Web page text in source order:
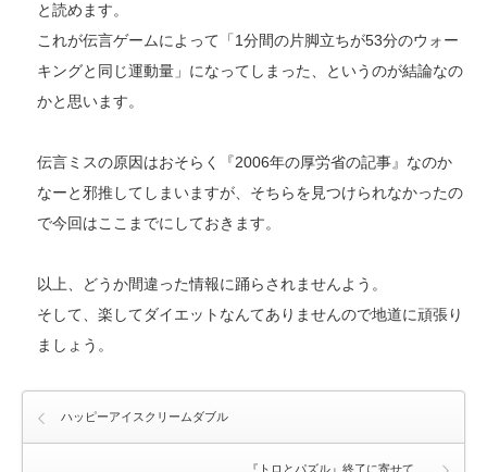
と読めます。
これが伝言ゲームによって「1分間の片脚立ちが53分のウォー
キングと同じ運動量」になってしまった、というのが結論なの
かと思います。
伝言ミスの原因はおそらく『2006年の厚労省の記事』なのか
なーと邪推してしまいますが、そちらを見つけられなかったの
で今回はここまでにしておきます。
以上、どうか間違った情報に踊らされませんよう。
そして、楽してダイエットなんてありませんので地道に頑張り
ましょう。
ハッピーアイスクリームダブル
『トロとパズル』終了に寄せて